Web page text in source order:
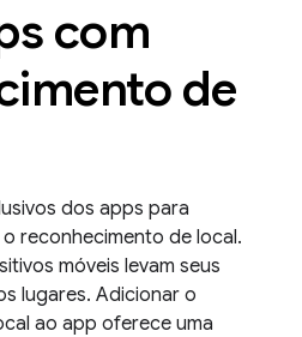
com
de
dos apps para
reconhecimento de local.
móveis levam seus
lugares. Adicionar o
ao app oferece uma